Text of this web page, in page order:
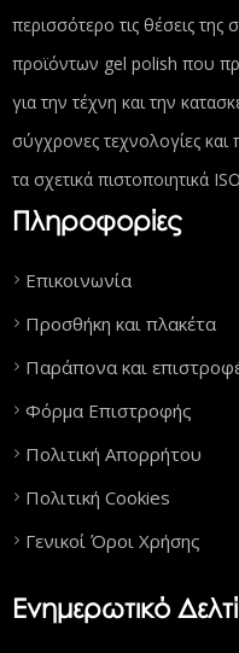
περισσότερο τις θέσεις
προϊόντων gel polish που
για την τέχνη και την
σύγχρονες τεχνολογίες
τα σχετικά πιστοποιητικά
Πληροφορίες
Επικοινωνία
Προσθήκη και πλακέτα
Παράπονα και
Φόρμα Επιστροφής
Πολιτική Απορρήτου
Πολιτική Cookies
Γενικοί Όροι Χρήσης
Ενημερωτικό